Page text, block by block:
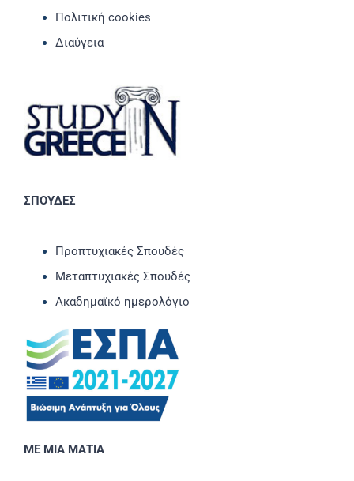
Πολιτική cookies
Διαύγεια
ΣΠΟΥΔΕΣ
Προπτυχιακές Σπουδές
Μεταπτυχιακές Σπουδές
Ακαδημαϊκό ημερολόγιο
ΜΕ ΜΙΑ ΜΑΤΙΑ